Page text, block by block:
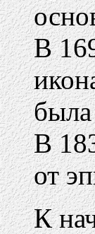
В
была
В
от
К